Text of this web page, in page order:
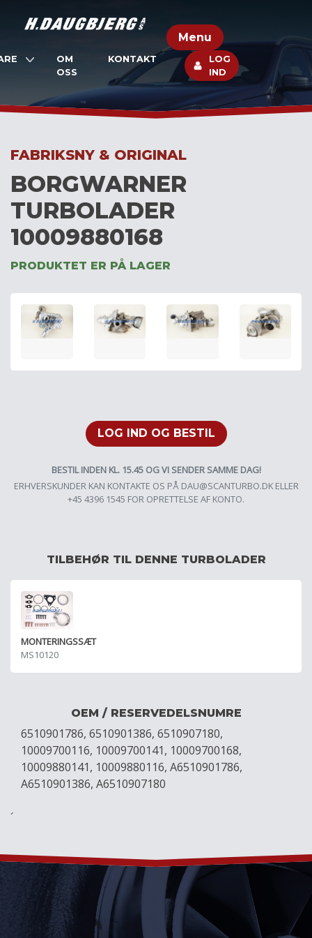
Menu
OM
OSS
KONTAKT
LOG
IND
FABRIKSNY & ORIGINAL
BORGWARNER
TURBOLADER
10009880168
PRODUKTET ER PÅ LAGER
LOG IND OG BESTIL
BESTIL INDEN KL. 15.45 OG VI SENDER SAMME DAG!
ERHVERSKUNDER KAN KONTAKTE OS PÅ DAU@SCANTURBO.DKELLER
+45 4396 1545 FOR OPRETTELSE AF KONTO.
TILBEHØR TIL DENNE TURBOLADER
MONTERINGSSÆT
MS10120
OEM / RESERVEDELSNUMRE
6510901786, 6510901386, 6510907180,
10009700116, 10009700141, 10009700168,
10009880141, 10009880116, A6510901786,
A6510901386, A6510907180
´